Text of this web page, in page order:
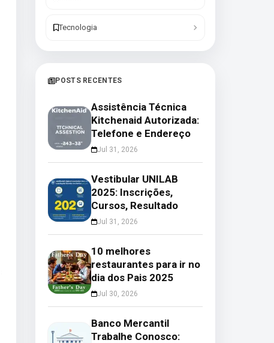
Tecnologia
POSTS RECENTES
Assistência Técnica
Kitchenaid Autorizada:
Telefone e Endereço
Jul 31, 2026
Vestibular UNILAB
2025: Inscrições,
Cursos, Resultado
Jul 31, 2026
10 melhores
restaurantes para ir no
dia dos Pais 2025
Jul 30, 2026
Banco Mercantil
Trabalhe Conosco: